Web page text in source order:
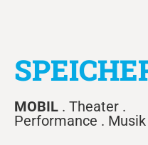
MOBIL . Theater .
Performance . Musik